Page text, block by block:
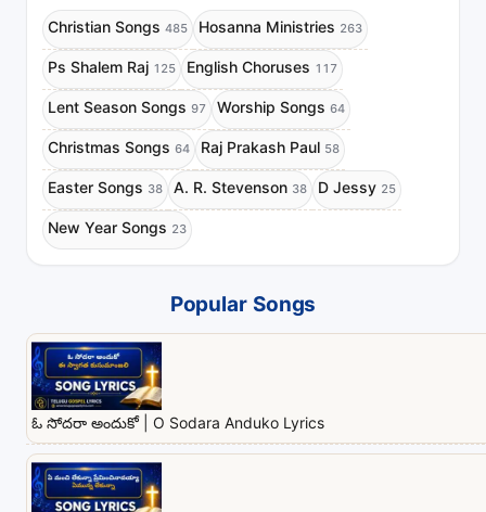
Christian Songs 485 Hosanna Ministries 263
Ps Shalem Raj 125 English Choruses 117
Lent Season Songs 97 Worship Songs 64
Christmas Songs 64 Raj Prakash Paul 58
Easter Songs 38 A. R. Stevenson 38 D Jessy 25
New Year Songs 23
Popular Songs
ఓ సోదరా అందుకో | O Sodara Anduko Lyrics